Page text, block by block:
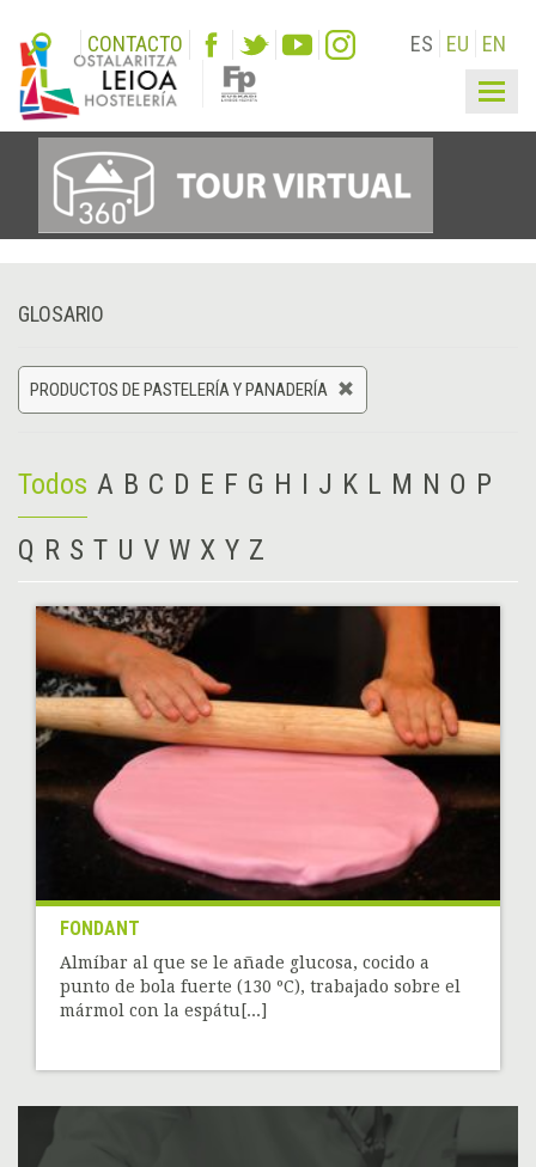
CONTACTO ES EU EN
GLOSARIO
PRODUCTOS DE PASTELERÍA Y PANADERÍA
Todos A B C D E F G H I J K L M N O P
Q R S T U V W X Y Z
FONDANT
Almíbar al que se le añade glucosa, cocido a
punto de bola fuerte (130 ºC), trabajado sobre el
mármol con la espátu[...]